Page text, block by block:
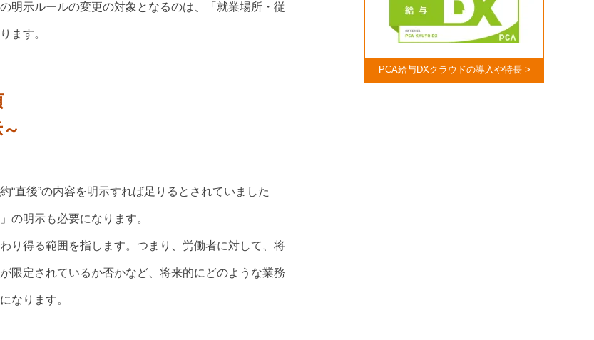
明示ルールの変更の対象となるのは、「就業場所・従
ます。
直後”の内容を明示すれば足りるとされていました
の明示も必要になります。
り得る範囲を指します。つまり、労働者に対して、将
限定されているか否かなど、将来的にどのような業務
なります。
PCA給与DXクラウドの導入や特長 >